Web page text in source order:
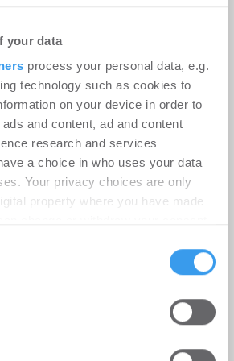
your data
process your personal data, e.g.
technology such as cookies to
on your device in order to
and content, ad and content
research and services
a choice in who uses your data
Your privacy choices are only
property where you have made
how your personal data is processed
in the
content and ads, to
Sie sich jetzt Ihren